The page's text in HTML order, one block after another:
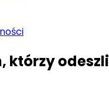
którzy odeszli